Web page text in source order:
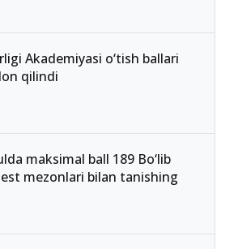
Akademiyasi o‘tish ballari
qilindi
maksimal ball 189 Bo‘lib
mezonlari bilan tanishing